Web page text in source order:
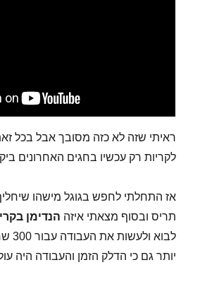
ראיתי שזה לא כזה מסובך אבל בכל
לקריות רק עכשיו בחגים האחרונים
אז התחלתי לחפש בגוגל מישהו
תריס ובסוף מצאתי איזה הנדימן
יותר גם כי הדלק הזמן והעבודה היה